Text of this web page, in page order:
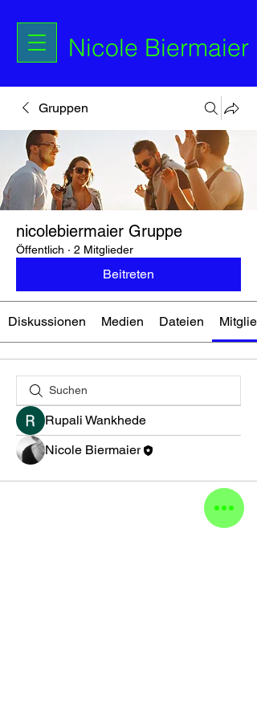
Nicole Biermaier
Gruppen
nicolebiermaier Gruppe
Öffentlich · 2 Mitglieder
Beitreten
Diskussionen Medien Dateien
Rupali Wankhede
Nicole Biermaier